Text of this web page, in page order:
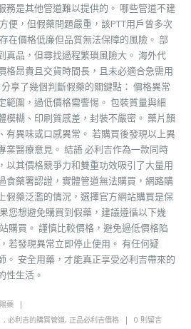
務是其他管道難以提供的。 哪些管道不建
便，但假藥問題嚴重，該PTT用戶曾多次
在價格低廉但品質無法保障的風險。 部
真品，但尋找過程繁瑣風險大。 海外代
格昂貴且交貨時間長，且未必適合急需用
享了幾個判斷假藥的關鍵點： 價格異常
範圍，過低價格需警惕。 包裝質量與細
模糊、印刷質感差，封裝不嚴密。 藥片顏
有異味或口感異常。 若購買後發現以上異
業醫療意見。 結語 必利吉作為一款同時
以其價格競爭力和雙重功效吸引了大量用
食藥署認證，實體管道無法購買，網路購
假藥泛濫的情況，選擇官方網站購買是保
您想避免購買到假藥，建議遵循以下幾
購買。 謹慎比較價格，避免過低價格陷
若發現異常立即停止使用。 有任何疑
。 安全用藥，才能真正享受必利吉帶來的
性生活。
藥
, 必利吉的購買管道, 正品必利吉價格 0 則留言